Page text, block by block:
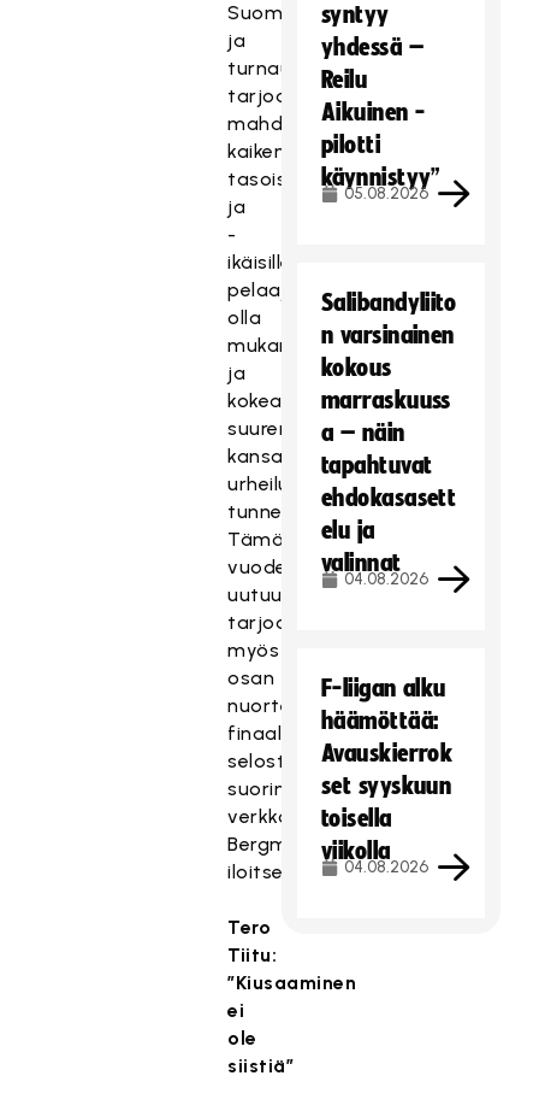
Suomessa
ja
turnauksemme
tarjoaa
mahdollisuuden
kaiken
tasoisille
ja
-
ikäisille
pelaajille
olla
mukana
ja
kokea
suuren
kansainvälisen
urheilutapahtuman
tunnelma.
Tämän
vuoden
uutuutena
tarjoamme
myös
osan
nuorten
finaaliotteluista
selostettuina
suorina
verkkolähetyksinä,
Bergman
iloitsee.
Tero
Tiitu:
”Kiusaaminen
ei
ole
siistiä”
syntyy
yhdessä –
Reilu
Aikuinen -
pilotti
käynnistyy”
05.08.2026
Salibandyliito
n varsinainen
kokous
marraskuuss
a – näin
tapahtuvat
ehdokasasett
elu ja
valinnat
04.08.2026
F-liigan alku
häämöttää:
Avauskierrok
set syyskuun
toisella
viikolla
04.08.2026